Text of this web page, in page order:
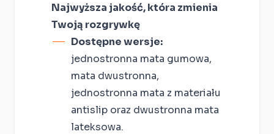
Najwyższa jakość, która zmienia
Twoją rozgrywkę
Dostępne wersje:
jednostronna mata gumowa,
mata dwustronna,
jednostronna mata z materiału
antislip oraz dwustronna mata
lateksowa.